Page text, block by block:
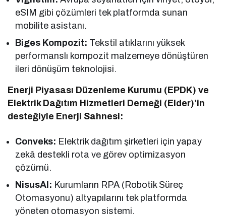
eSIM gibi çözümleri tek platformda sunan
mobilite asistanı.
Biges Kompozit: Tekstil atıklarını yüksek
performanslı kompozit malzemeye dönüştüren
ileri dönüşüm teknolojisi.
Enerji Piyasası Düzenleme Kurumu (EPDK) ve
Elektrik Dağıtım Hizmetleri Derneği (Elder)’in
desteğiyle Enerji Sahnesi:
Conveks: Elektrik dağıtım şirketleri için yapay
zekâ destekli rota ve görev optimizasyon
çözümü.
NisusAI: Kurumların RPA (Robotik Süreç
Otomasyonu) altyapılarını tek platformda
yöneten otomasyon sistemi.